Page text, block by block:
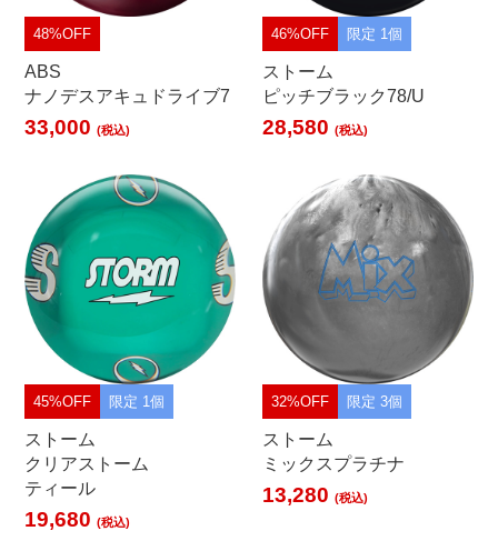
48%OFF
ABS
ナノデスアキュドライブ7
33,000(税込)
46%OFF 限定 1個
ストーム
ピッチブラック78/U
28,580(税込)
45%OFF 限定 1個
ストーム
クリアストーム
ティール
19,680(税込)
32%OFF 限定 3個
ストーム
ミックスプラチナ
13,280(税込)